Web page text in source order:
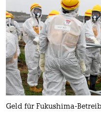
Geld für Fukushima-